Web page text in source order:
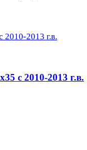
с 2010-2013 г.в.